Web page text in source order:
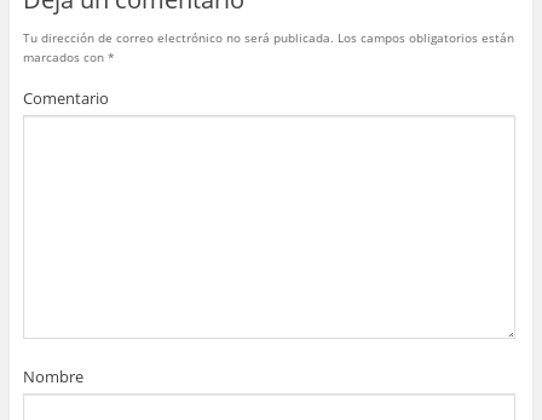
Tu dirección de correo electrónico no será publicada. Los campos obligatorios están
marcados con *
Comentario
Nombre